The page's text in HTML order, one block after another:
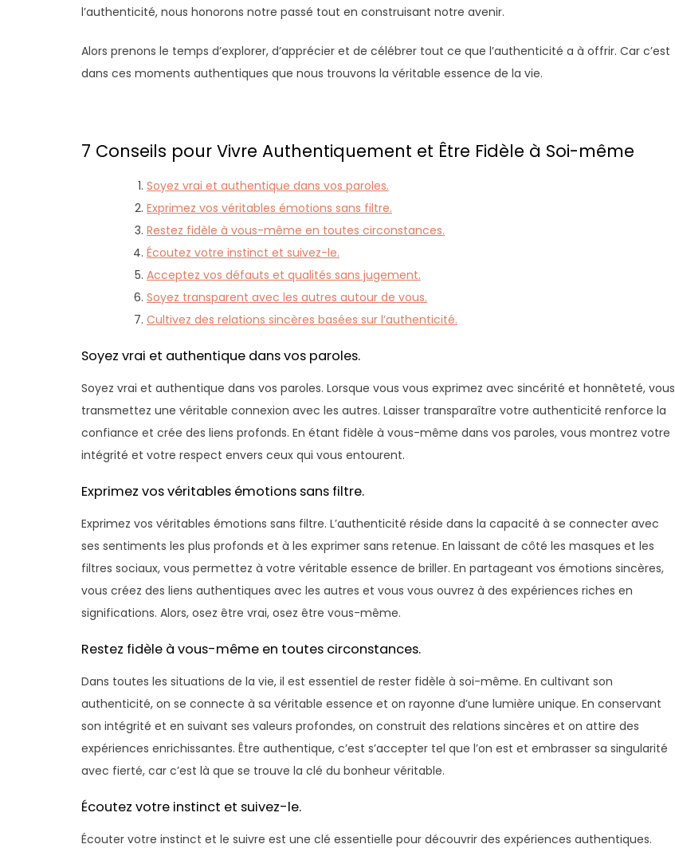
l’authenticité, nous honorons notre passé tout en construisant notre avenir.
Alors prenons le temps d’explorer, d’apprécier et de célébrer tout ce que l’authenticité a à offrir. Car c’est
dans ces moments authentiques que nous trouvons la véritable essence de la vie.
7 Conseils pour Vivre Authentiquement et Être Fidèle à Soi-même
Soyez vrai et authentique dans vos paroles.
Exprimez vos véritables émotions sans filtre.
Restez fidèle à vous-même en toutes circonstances.
Écoutez votre instinct et suivez-le.
Acceptez vos défauts et qualités sans jugement.
Soyez transparent avec les autres autour de vous.
Cultivez des relations sincères basées sur l’authenticité.
Soyez vrai et authentique dans vos paroles.
Soyez vrai et authentique dans vos paroles. Lorsque vous vous exprimez avec sincérité et honnêteté, vous
transmettez une véritable connexion avec les autres. Laisser transparaître votre authenticité renforce la
confiance et crée des liens profonds. En étant fidèle à vous-même dans vos paroles, vous montrez votre
intégrité et votre respect envers ceux qui vous entourent.
Exprimez vos véritables émotions sans filtre.
Exprimez vos véritables émotions sans filtre. L’authenticité réside dans la capacité à se connecter avec
ses sentiments les plus profonds et à les exprimer sans retenue. En laissant de côté les masques et les
filtres sociaux, vous permettez à votre véritable essence de briller. En partageant vos émotions sincères,
vous créez des liens authentiques avec les autres et vous vous ouvrez à des expériences riches en
significations. Alors, osez être vrai, osez être vous-même.
Restez fidèle à vous-même en toutes circonstances.
Dans toutes les situations de la vie, il est essentiel de rester fidèle à soi-même. En cultivant son
authenticité, on se connecte à sa véritable essence et on rayonne d’une lumière unique. En conservant
son intégrité et en suivant ses valeurs profondes, on construit des relations sincères et on attire des
expériences enrichissantes. Être authentique, c’est s’accepter tel que l’on est et embrasser sa singularité
avec fierté, car c’est là que se trouve la clé du bonheur véritable.
Écoutez votre instinct et suivez-le.
Écouter votre instinct et le suivre est une clé essentielle pour découvrir des expériences authentiques.